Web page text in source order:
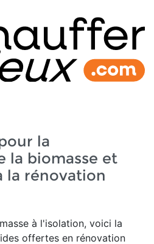
la
la biomasse et
la rénovation
à l'isolation, voici la
offertes en rénovation